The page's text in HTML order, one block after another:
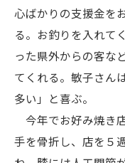
心ばかりの支援金を
る。お釣りを入れて
った県外からの客な
てくれる。敏子さん
多い」と喜ぶ。
今年でお好み焼き
手を骨折し、店を５